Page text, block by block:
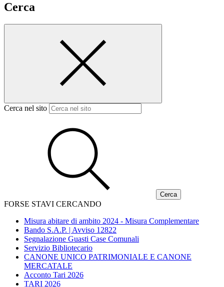
Cerca
Cerca nel sito
FORSE STAVI CERCANDO
Misura abitare di ambito 2024 - Misura Complementare
Bando S.A.P. | Avviso 12822
Segnalazione Guasti Case Comunali
Servizio Bibliotecario
CANONE UNICO PATRIMONIALE E CANONE
MERCATALE
Acconto Tari 2026
TARI 2026